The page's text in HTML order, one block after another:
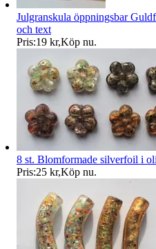
Julgranskula öppningsbar
och text
Pris:19 kr,Köp nu.
8 st. Blomformade silverfoil i
Pris:25 kr,Köp nu.